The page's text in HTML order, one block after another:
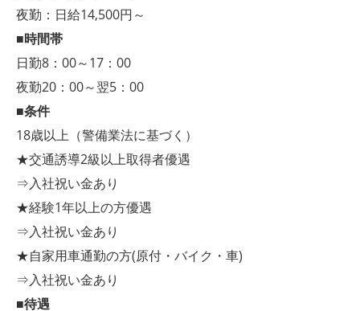
夜勤：日給14,500円～
■時間帯
日勤8：00～17：00
夜勤20：00～翌5：00
■条件
18歳以上（警備業法に基づく）
★交通誘導2級以上取得者優遇
⇒入社祝い金あり
★経験1年以上の方優遇
⇒入社祝い金あり
★自家用車通勤の方(原付・バイク・車)
⇒入社祝い金あり
■待遇